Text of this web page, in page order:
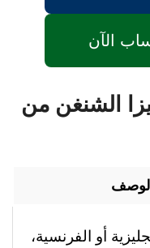
الآن
الشنغن من
الوصف
أو الفرنسية،